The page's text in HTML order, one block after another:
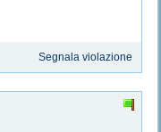
Segnala violazione